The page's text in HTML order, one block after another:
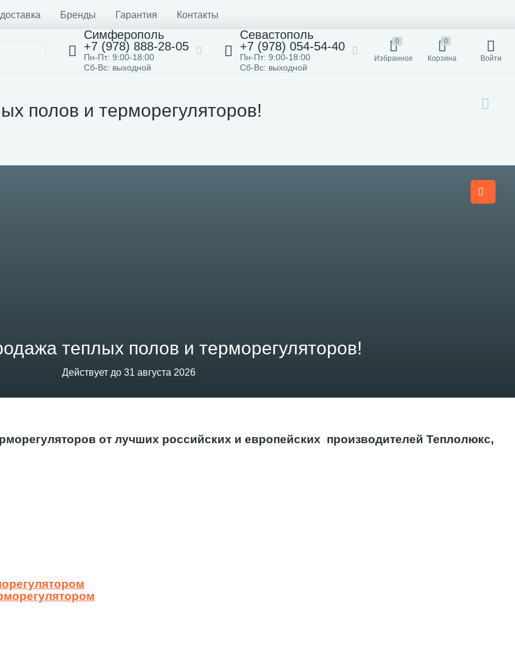
Бренды Гарантия Контакты
Симферополь
+7 (978) 888-28-05
Пн-Пт: 9:00-18:00
Сб-Вс: выходной
Севастополь
+7 (978) 054-54-40
Пн-Пт: 9:00-18:00
Сб-Вс: выходной
0
Избранное
0
Корзина Войти
полов и терморегуляторов!
теплых полов и терморегуляторов!
Действует до 31 августа 2026
от лучших российских и европейских производителей Теплолюкс,